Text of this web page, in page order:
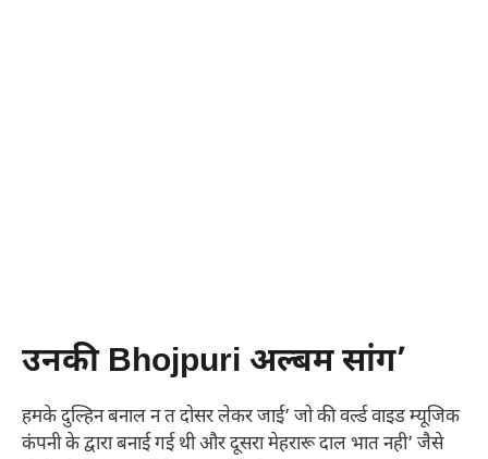
उनकी Bhojpuri अल्बम सांग’
हमके दुल्हिन बनाल न त दोसर लेकर जाई’ जो की वर्ल्ड वाइड म्यूजिक
कंपनी के द्वारा बनाई गई थी और दूसरा मेहरारू दाल भात नही’ जैसे